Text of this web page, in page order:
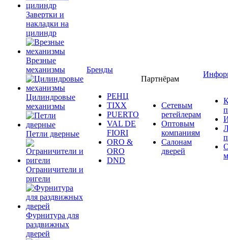
Завертки и
накладки на
цилиндр
Врезные
механизмы
Цилиндровые
механизмы
Петли дверные
Ограничители и
ригели
Фурнитура для
раздвижных
дверей
Бренды
РЕНЦ
TIXX
PUERTO
VAL DE
FIORI
ORO &
ORO
DND
Партнёрам
Сетевым
ретейлерам
Оптовым
компаниям
Салонам
дверей